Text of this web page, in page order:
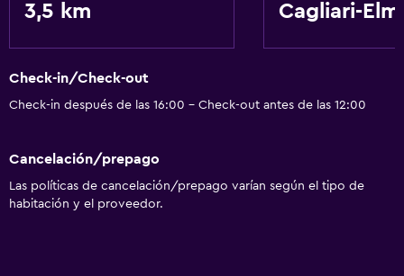
3,5 km Cagliari-
Check-in/Check-out
Check-in después de las 16:00 - Check-out antes de las 12:00
Cancelación/prepago
Las políticas de cancelación/prepago varían según el tipo de
habitación y el proveedor.